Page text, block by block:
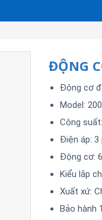
ĐỘNG
Động cơ
Model:
Công
Điện áp: 3
Động cơ:
Kiểu lắp
Xuất xứ:
Bảo hành